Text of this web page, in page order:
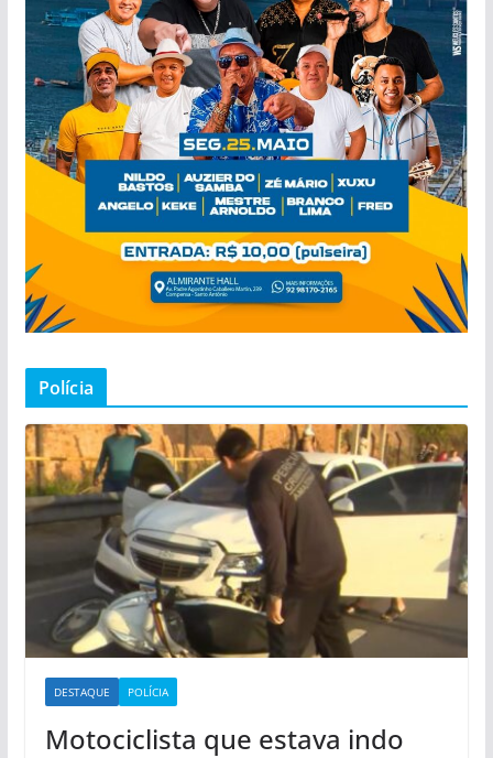
Polícia
DESTAQUE POLÍCIA
Motociclista que estava indo